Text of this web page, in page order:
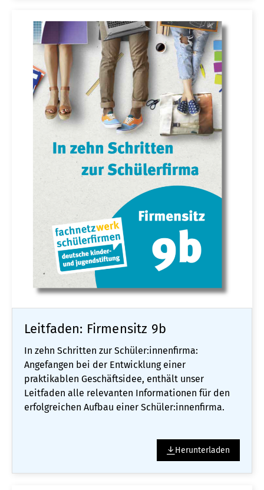
Leitfaden: Firmensitz 9b
In zehn Schritten zur Schüler:innenfirma:
Angefangen bei der Entwicklung einer
praktikablen Geschäftsidee, enthält unser
Leitfaden alle relevanten Informationen für den
erfolgreichen Aufbau einer Schüler:innenfirma.
Herunterladen